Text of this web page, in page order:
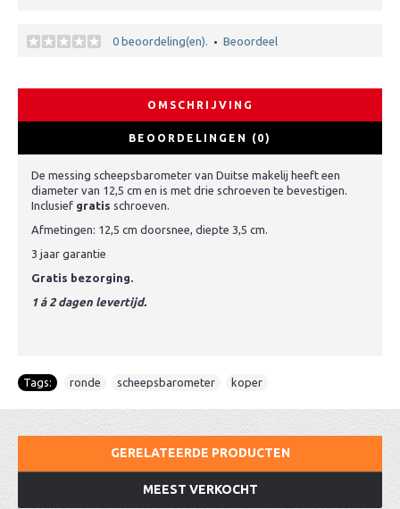
0 beoordeling(en). • Beoordeel
OMSCHRIJVING
BEOORDELINGEN (0)
De messing scheepsbarometer van Duitse makelij heeft een
diameter van 12,5 cm en is met drie schroeven te bevestigen.
Inclusief gratis schroeven.
Afmetingen: 12,5 cm doorsnee, diepte 3,5 cm.
3 jaar garantie
Gratis bezorging.
1 á 2 dagen levertijd.
Tags: ronde scheepsbarometer koper
GERELATEERDE PRODUCTEN
MEEST VERKOCHT